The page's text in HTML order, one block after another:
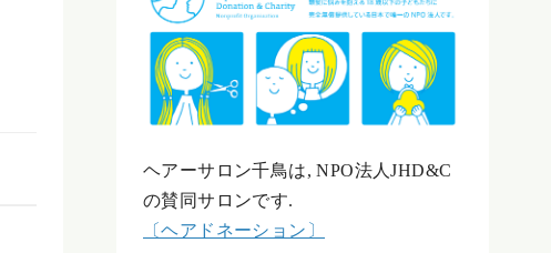
ヘアーサロン千鳥は, NPO法人JHD&C
の賛同サロンです.
〔ヘアドネーション〕